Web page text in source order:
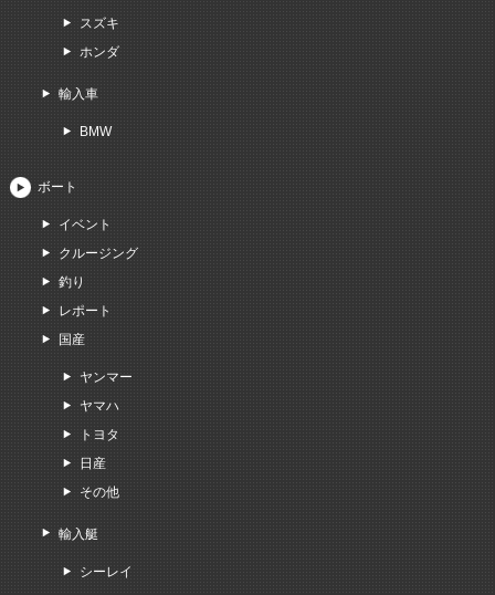
スズキ
ホンダ
輸入車
BMW
ボート
イベント
クルージング
釣り
レポート
国産
ヤンマー
ヤマハ
トヨタ
日産
その他
輸入艇
シーレイ